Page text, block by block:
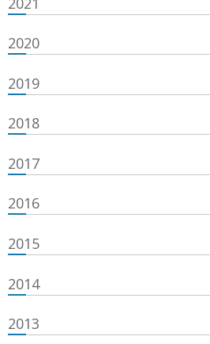
2020
2019
2018
2017
2016
2015
2014
2013